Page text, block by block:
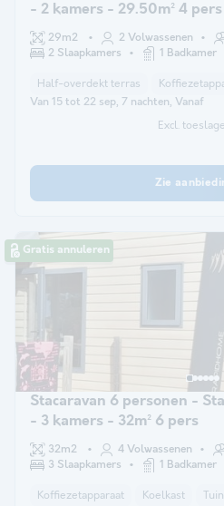
- 2 kamers - 29.50m² 4 pers
29m2 2 Volwassenen
2 Slaapkamers
1 Badkamer
Half-overdekt terras
Van 15 tot 22 sep, 7 nachten, Vanaf
Excl.
Zie
Gratis annuleren
Stacaravan 6 personen -
- 3 kamers - 32m² 6 pers
32m2 4 Volwassenen
3 Slaapkamers
1 Badkamer
Koffiezetapparaat Koelkast